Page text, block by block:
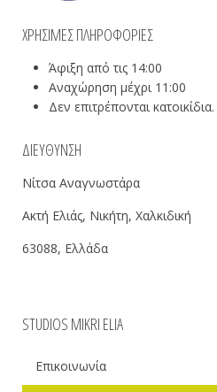
ΧΡΉΣΙΜΕΣ ΠΛΗΡΟΦΟΡΊΕΣ
Άφιξη από τις 14:00
Αναχώρηση μέχρι 11:00
Δεν επιτρέπονται κατοικίδια.
ΔΙΕΎΘΥΝΣΗ
Νίτσα Αναγνωστάρα
Ακτή Ελιάς, Νικήτη, Χαλκιδική
63088, Ελλάδα
STUDIOS MIKRI ELIA
Επικοινωνία